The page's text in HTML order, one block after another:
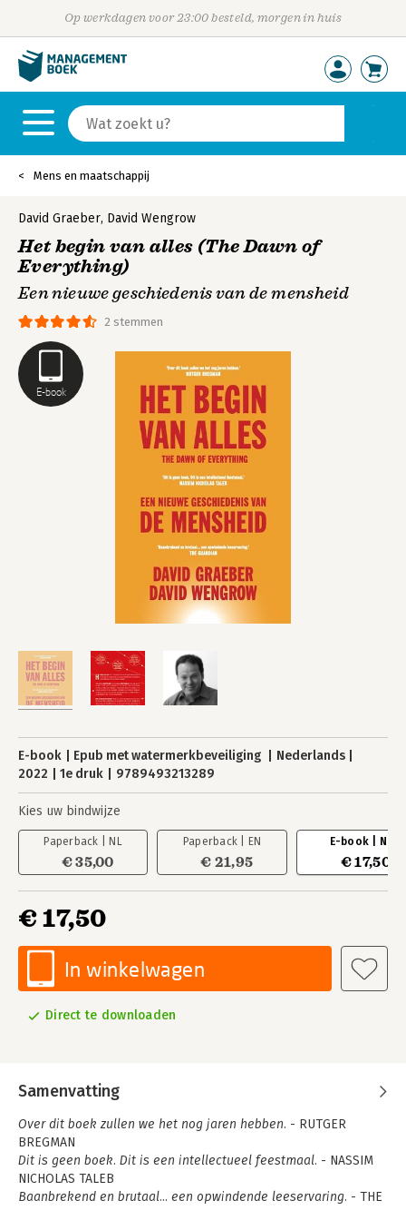
Op werkdagen voor 23:00 besteld, morgen in huis
Mens en maatschappij
E-book
2 stemmen
David Graeber, David Wengrow
Het begin van alles (The Dawn of
Everything)
Een nieuwe geschiedenis van de mensheid
E-book Epub met watermerkbeveiliging
Nederlands
2022
1e druk 9789493213289
Kies uw bindwijze
Paperback | NL
€ 35,00
Paperback | EN
€ 21,95
E-book | NL
€ 17,50
€ 17,50
In winkelwagen
Direct te downloaden
Samenvatting
Over dit boek zullen we het nog jaren hebben. - RUTGER
BREGMAN
Dit is geen boek. Dit is een intellectueel feestmaal. - NASSIM
NICHOLAS TALEB
Baanbrekend en brutaal... een opwindende leeservaring. - THE